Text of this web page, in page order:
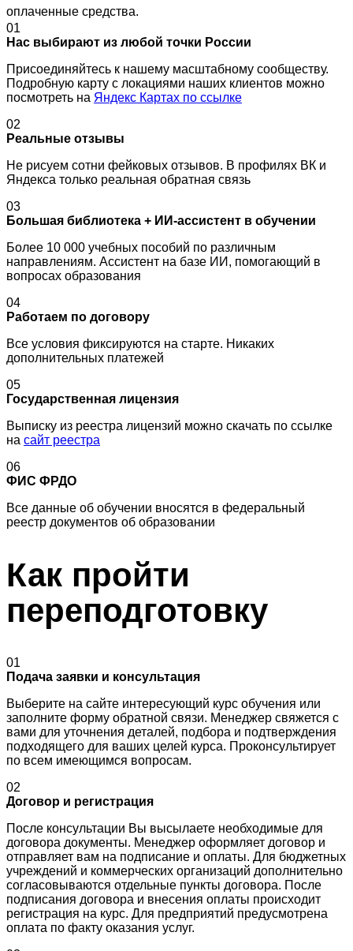
оплаченные средства.
01
Нас выбирают из любой точки России
Присоединяйтесь к нашему масштабному сообществу.
Подробную карту с локациями наших клиентов можно
посмотреть на Яндекс Картах по ссылке
02
Реальные отзывы
Не рисуем сотни фейковых отзывов. В профилях ВК и
Яндекса только реальная обратная связь
03
Большая библиотека + ИИ-ассистент в обучении
Более 10 000 учебных пособий по различным
направлениям. Ассистент на базе ИИ, помогающий в
вопросах образования
04
Работаем по договору
Все условия фиксируются на старте. Никаких
дополнительных платежей
05
Государственная лицензия
Выписку из реестра лицензий можно скачать по ссылке
на сайт реестра
06
ФИС ФРДО
Все данные об обучении вносятся в федеральный
реестр документов об образовании
Как пройти
переподготовку
01
Подача заявки и консультация
Выберите на сайте интересующий курс обучения или
заполните форму обратной связи. Менеджер свяжется с
вами для уточнения деталей, подбора и подтверждения
подходящего для ваших целей курса. Проконсультирует
по всем имеющимся вопросам.
02
Договор и регистрация
После консультации Вы высылаете необходимые для
договора документы. Менеджер оформляет договор и
отправляет вам на подписание и оплаты. Для бюджетных
учреждений и коммерческих организаций дополнительно
согласовываются отдельные пункты договора. После
подписания договора и внесения оплаты происходит
регистрация на курс. Для предприятий предусмотрена
оплата по факту оказания услуг.